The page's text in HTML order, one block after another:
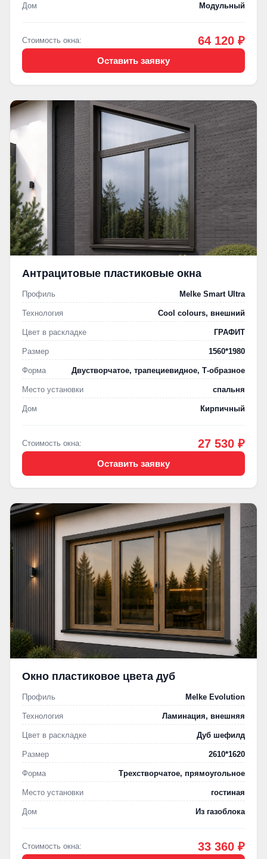
Дом Модульный
Стоимость окна: 64 120 ₽
Оставить заявку
Антрацитовые пластиковые окна
Профиль Melke Smart Ultra
Технология Cool colours, внешний
Цвет в раскладке ГРАФИТ
Размер 1560*1980
Форма Двустворчатое, трапециевидное, Т-образное
Место установки спальня
Дом Кирпичный
Стоимость окна: 27 530 ₽
Оставить заявку
Окно пластиковое цвета дуб
Профиль Melke Evolution
Технология Ламинация, внешняя
Цвет в раскладке Дуб шефилд
Размер 2610*1620
Форма Трехстворчатое, прямоугольное
Место установки гостиная
Дом Из газоблока
Стоимость окна: 33 360 ₽